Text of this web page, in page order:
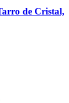
de Cristal,